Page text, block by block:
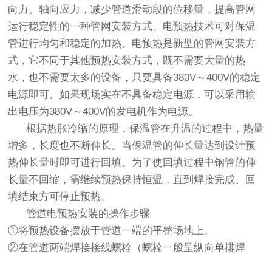
向力、轴向应力，减少管道滑动段的位移量，提高管网
运行稳定性的一种管网安装方式。电预热技术可对保温
管进行均匀和稳定的加热。电预热是新型的管网安装方
式，它不同于其他预热安装方式，既不需要大量的热
水，也不需要太多的设备，只要具备380V～400V的稳定
电源即可。如果现场实在不具备稳定电源，可以采用输
出电压为380V～400V的发电机作为电源。
根据热胀冷缩的原理，保温管在升温的过程中，热量
增多，长度也不断伸长。当保温管的伸长量达到设计预
热伸长量时即可进行回填。为了使回填过程中钢管的伸
长量不回缩，需继续预热保持恒温，直到焊接完成、回
填结束方可停止预热。
管道电预热安装的操作步骤
①将预热设备摆放于管道一端的平整场地上。
②在管道两端焊接接线螺栓（螺栓一般呈纵向单排焊